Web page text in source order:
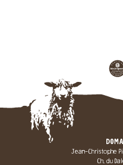
Jean-Christophe
Ch. du